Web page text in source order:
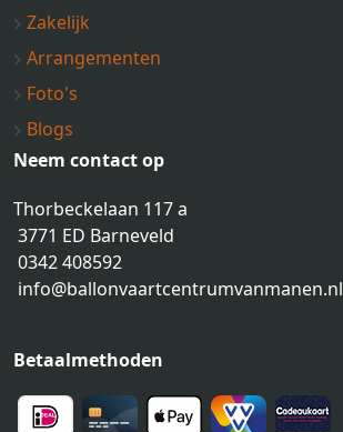
Zakelijk
Arrangementen
Foto's
Blogs
Neem contact op
Thorbeckelaan 117 a
3771 ED Barneveld
0342 408592
info@ballonvaartcentrumvanmanen.nl
Betaalmethoden